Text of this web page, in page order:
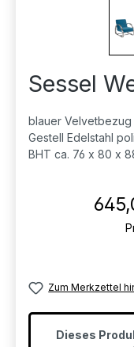
Sessel
blauer Velvetbezug
Gestell Edelstahl
BHT ca. 76 x 80 x
Zum Merkzettel
Dieses